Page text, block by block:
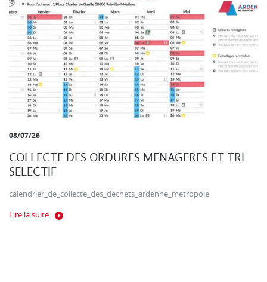
08/07/26
COLLECTE DES ORDURES MENAGERES ET TRI
SELECTIF
calendrier_de_collecte_des_dechets_ardenne_metropole
Lire la suite